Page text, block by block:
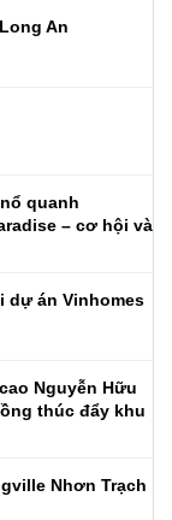
An
quanh
– cơ hội và
dự án Vinhomes
Nguyễn Hữu
thúc đẩy khu
Nhơn Trạch